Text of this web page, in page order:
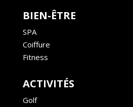
BIEN-ÊTRE
SPA
Coiffure
Fitness
ACTIVITÉS
Golf